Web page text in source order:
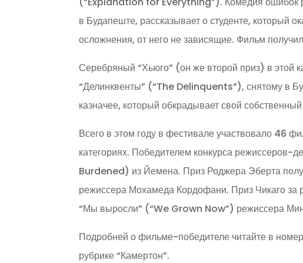
в Будапеште, рассказывает о студенте, который
осложнения, от него не зависящие. Фильм
Серебряный “Хьюго” (он же второй приз) в этой
“Делинквенты” (“The Delinquents”), снятому в
казначее, который обкрадывает свой
Всего в этом году в фестивале участвовало 46
категориях. Победителем конкурса
Burdened) из Йемена. Приз Роджера Эберта
режиссера Мохамеда Кордофани. Приз Чикаго за
“Мы выросли” (“We Grown Now”) режиссера
Подробней о фильме-победителе читайте в
рубрике “Камертон”.